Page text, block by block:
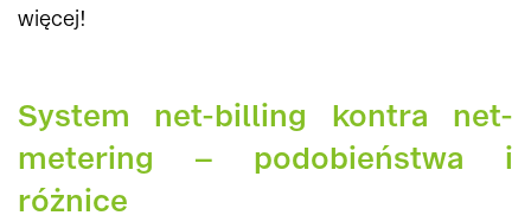
więcej!
System net-billing kontra net-
metering – podobieństwa i
różnice